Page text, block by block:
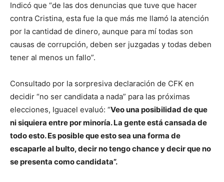
Indicó que “de las dos denuncias que tuve que hacer
contra Cristina, esta fue la que más me llamó la atención
por la cantidad de dinero, aunque para mí todas son
causas de corrupción, deben ser juzgadas y todas deben
tener al menos un fallo”.
Consultado por la sorpresiva declaración de CFK en
decidir “no ser candidata a nada” para las próximas
elecciones, Iguacel evaluó: “Veo una posibilidad de que
ni siquiera entre por minoría. La gente está cansada de
todo esto. Es posible que esto sea una forma de
escaparle al bulto, decir no tengo chance y decir que no
se presenta como candidata”.